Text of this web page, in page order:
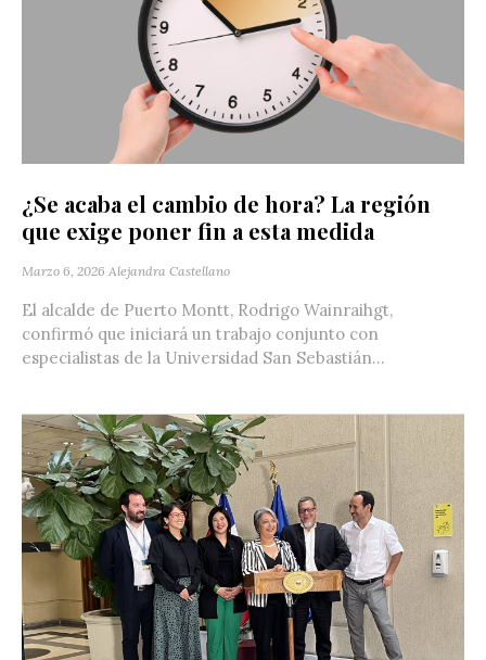
¿Se acaba el cambio de hora? La región
que exige poner fin a esta medida
Marzo 6, 2026 Alejandra Castellano
El alcalde de Puerto Montt, Rodrigo Wainraihgt,
confirmó que iniciará un trabajo conjunto con
especialistas de la Universidad San Sebastián...